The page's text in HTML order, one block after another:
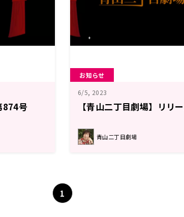
874号
お知らせ
6/5, 2023
【青山二丁目劇場】リリ
青山二丁目劇場
1